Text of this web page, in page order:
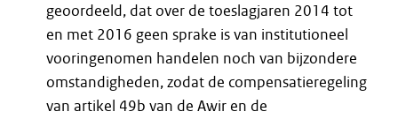
geoordeeld, dat over de toeslagjaren 2014 tot
en met 2016 geen sprake is van institutioneel
vooringenomen handelen noch van bijzondere
omstandigheden, zodat de compensatieregeling
van artikel 49b van de Awir en de